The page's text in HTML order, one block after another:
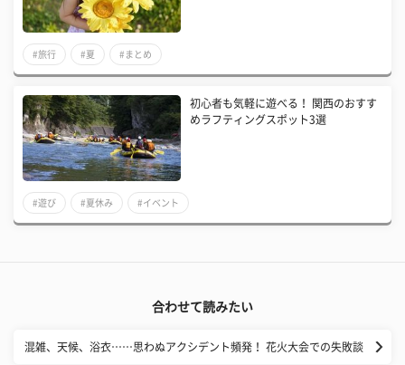
#旅行 #夏 #まとめ
初心者も気軽に遊べる！ 関西のおすす
めラフティングスポット3選
#遊び #夏休み #イベント
合わせて読みたい
混雑、天候、浴衣……思わぬアクシデント頻発！ 花火大会での失敗談